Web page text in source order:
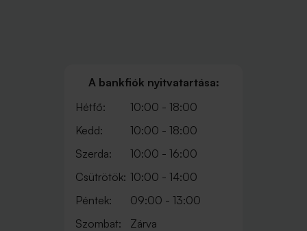
A bankfiók nyitvatartása:
Hétfő:
10:00 - 18:00
Kedd:
10:00 - 18:00
Szerda:
10:00 - 16:00
Csütrötök: 10:00 - 14:00
Péntek:
09:00 - 13:00
Szombat:
Zárva